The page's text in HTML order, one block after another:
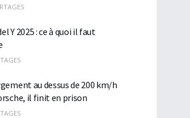
Y 2025 : ce à quoi il faut
au dessus de 200 km/h
il finit en prison